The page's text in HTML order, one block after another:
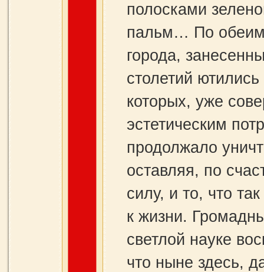
полосками
пальм… По обеим
города,
столетий
которых, уже
эстетическим
продолжало
оставляя, по
силу, и то, что
к жизни.
светлой науке
что ныне здесь,